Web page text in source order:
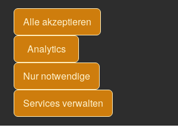
Alle akzeptieren
Analytics
Nur notwendige
Services verwalten